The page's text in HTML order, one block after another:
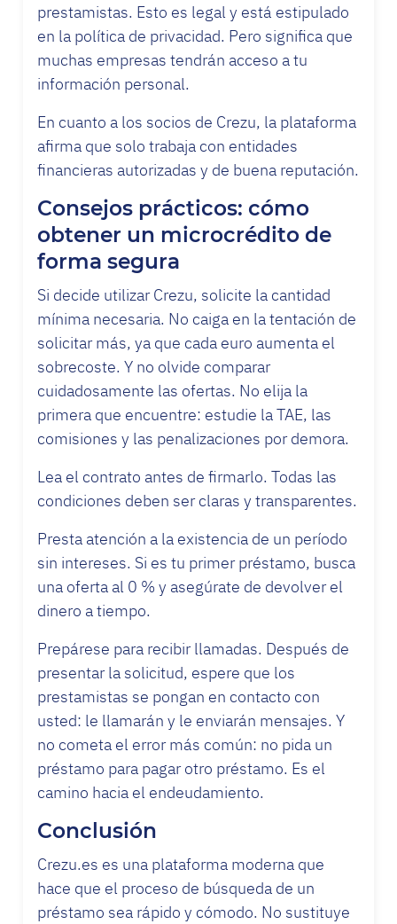
prestamistas. Esto es legal y está estipulado
en la política de privacidad. Pero significa que
muchas empresas tendrán acceso a tu
información personal.
En cuanto a los socios de Crezu, la plataforma
afirma que solo trabaja con entidades
financieras autorizadas y de buena reputación.
Consejos prácticos: cómo
obtener un microcrédito de
forma segura
Si decide utilizar Crezu, solicite la cantidad
mínima necesaria. No caiga en la tentación de
solicitar más, ya que cada euro aumenta el
sobrecoste. Y no olvide comparar
cuidadosamente las ofertas. No elija la
primera que encuentre: estudie la TAE, las
comisiones y las penalizaciones por demora.
Lea el contrato antes de firmarlo. Todas las
condiciones deben ser claras y transparentes.
Presta atención a la existencia de un período
sin intereses. Si es tu primer préstamo, busca
una oferta al 0 % y asegúrate de devolver el
dinero a tiempo.
Prepárese para recibir llamadas. Después de
presentar la solicitud, espere que los
prestamistas se pongan en contacto con
usted: le llamarán y le enviarán mensajes. Y
no cometa el error más común: no pida un
préstamo para pagar otro préstamo. Es el
camino hacia el endeudamiento.
Conclusión
Crezu.es es una plataforma moderna que
hace que el proceso de búsqueda de un
préstamo sea rápido y cómodo. No sustituye